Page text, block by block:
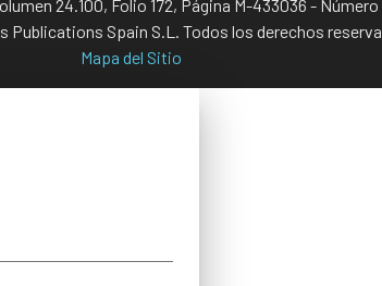
24.100, Folio 172, Página M-433036 -
Publications Spain S.L. Todos los derechos
Mapa del Sitio